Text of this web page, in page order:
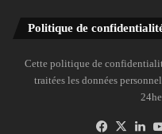
Politique de
Cette politique de
traitées les données
Facebook
X